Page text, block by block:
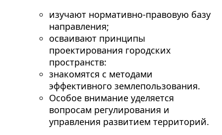
изучают нормативно-правовую базу
направления;
осваивают принципы
проектирования городских
пространств:
знакомятся с методами
эффективного землепользования.
Особое внимание уделяется
вопросам регулирования и
управления развитием территорий.